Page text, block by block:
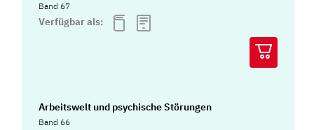
Band 67
Verfügbar als:
Arbeitswelt und psychische Störungen
Band 66